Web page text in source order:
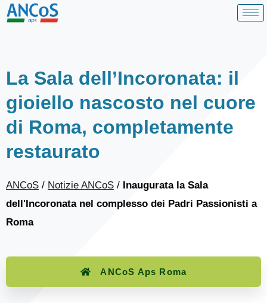
La Sala dell’Incoronata: il
gioiello nascosto nel cuore
di Roma, completamente
restaurato
ANCoS / Notizie ANCoS / Inaugurata la Sala
dell'Incoronata nel complesso dei Padri Passionisti a
Roma
ANCoS Aps Roma